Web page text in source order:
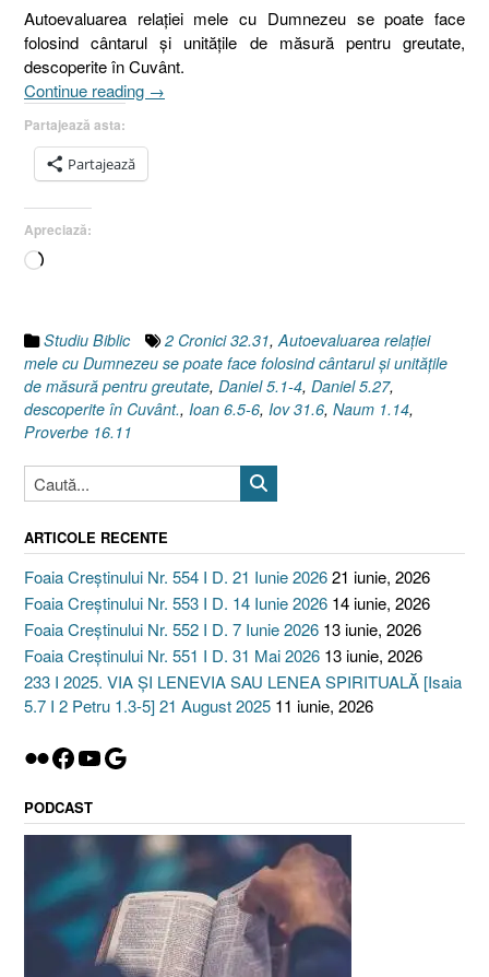
Autoevaluarea relaţiei mele cu Dumnezeu se poate face
folosind cântarul şi unităţile de măsură pentru greutate,
descoperite în Cuvânt.
Continue reading „Despre
Dumnezeu
→
Partajează asta:
Partajează
Apreciază:
Încarc...
Studiu Biblic 2 Cronici 32.31, Autoevaluarea relaţiei
mele cu Dumnezeu se poate face folosind cântarul şi unităţile
de măsură pentru greutate, Daniel 5.1-4, Daniel 5.27,
descoperite în Cuvânt., Ioan 6.5-6, Iov 31.6, Naum 1.14,
Proverbe 16.11
ARTICOLE RECENTE
Foaia Creștinului Nr. 554 I D. 21 Iunie 202621 iunie, 2026
Foaia Creștinului Nr. 553 I D. 14 Iunie 2026 14 iunie, 2026
Foaia Creștinului Nr. 552 I D. 7 Iunie 2026 13 iunie, 2026
Foaia Creștinului Nr. 551 I D. 31 Mai 2026 13 iunie, 2026
233 I 2025. VIA ȘI LENEVIA SAU LENEA SPIRITUALĂ [Isaia
5.7 I 2 Petru 1.3-5] 21 August 2025 11 iunie, 2026
Flickr
Facebook
YouTube
Google
PODCAST